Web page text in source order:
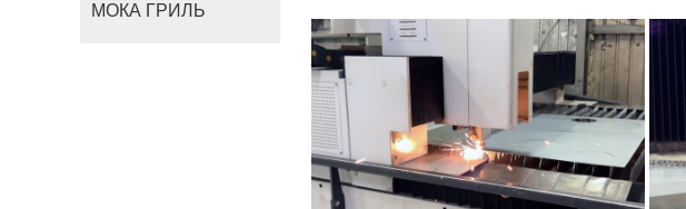
МОКА ГРИЛЬ